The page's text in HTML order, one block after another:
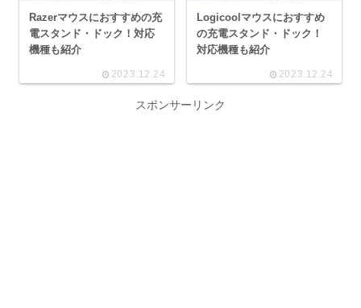
Razerマウスにおすすめの充
電スタンド・ドック！対応
機種も紹介
2023.12.24
Logicoolマウスにおすすめ
の充電スタンド・ドック！
対応機種も紹介
2023.12.24
スポンサーリンク